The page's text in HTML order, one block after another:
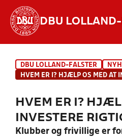
DBU
DBU LOLLAND-FALSTER
HVEM ER I?
INVESTERE
Klubber og frivillige er